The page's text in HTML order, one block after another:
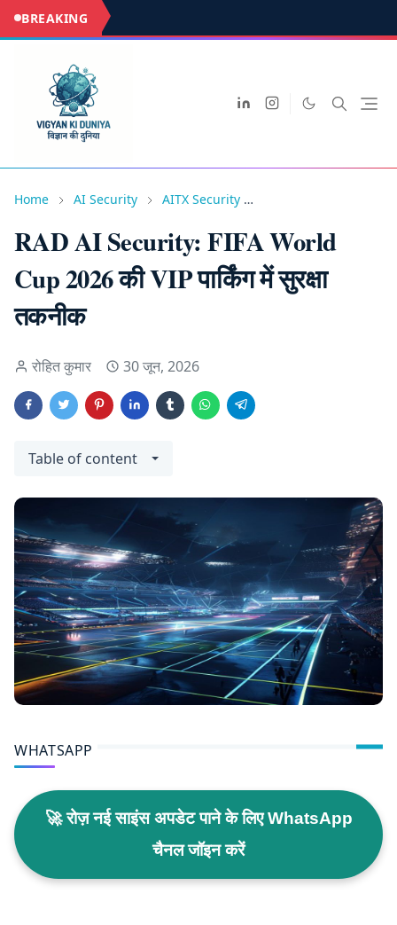
BREAKING
Home AI Security AITX Security
RAD AI Security: FIFA World
Cup 2026 की VIP पार्किंग में सुरक्षा
तकनीक
रोहित कुमार 30 जून, 2026
Table of content
WHATSAPP
🚀 रोज़ नई साइंस अपडेट पाने के लिए WhatsApp
चैनल जॉइन करें